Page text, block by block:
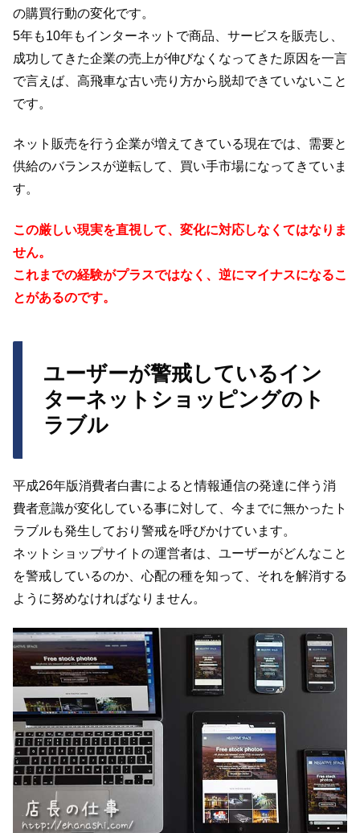
の購買行動の変化です。
5年も10年もインターネットで商品、サービスを販売し、
成功してきた企業の売上が伸びなくなってきた原因を一言
で言えば、高飛車な古い売り方から脱却できていないこと
です。
ネット販売を行う企業が増えてきている現在では、需要と
供給のバランスが逆転して、買い手市場になってきていま
す。
この厳しい現実を直視して、変化に対応しなくてはなりま
せん。
これまでの経験がプラスではなく、逆にマイナスになるこ
とがあるのです。
ユーザーが警戒しているイン
ターネットショッピングのト
ラブル
平成26年版消費者白書によると情報通信の発達に伴う消
費者意識が変化している事に対して、今までに無かったト
ラブルも発生しており警戒を呼びかけています。
ネットショップサイトの運営者は、ユーザーがどんなこと
を警戒しているのか、心配の種を知って、それを解消する
ように努めなければなりません。